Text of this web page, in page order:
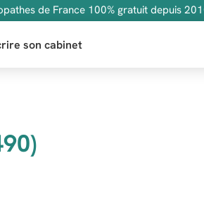
de France 100% gratuit depuis
son cabinet